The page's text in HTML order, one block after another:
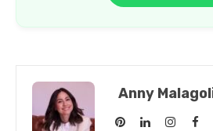
Anny
AnnyAnnyAnny